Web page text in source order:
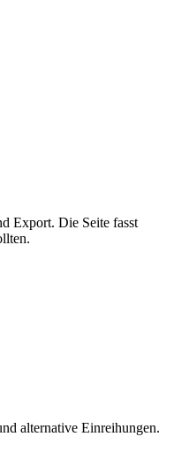
Export. Die Seite fasst
alternative Einreihungen.